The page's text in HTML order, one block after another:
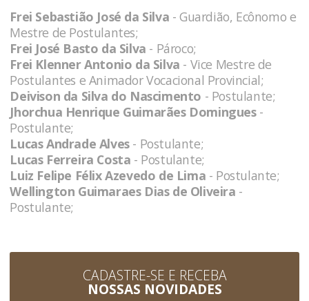
Frei Sebastião José da Silva - Guardião, Ecônomo e
Mestre de Postulantes;
Frei José Basto da Silva - Pároco;
Frei Klenner Antonio da Silva - Vice Mestre de
Postulantes e Animador Vocacional Provincial;
Deivison da Silva do Nascimento - Postulante;
Jhorchua Henrique Guimarães Domingues-
Postulante;
Lucas Andrade Alves- Postulante;
Lucas Ferreira Costa - Postulante;
Luiz Felipe Félix Azevedo de Lima - Postulante;
Wellington Guimaraes Dias de Oliveira -
Postulante;
CADASTRE-SE E RECEBA
NOSSAS NOVIDADES